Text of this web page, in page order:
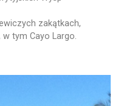
zakątkach,
w tym Cayo Largo.